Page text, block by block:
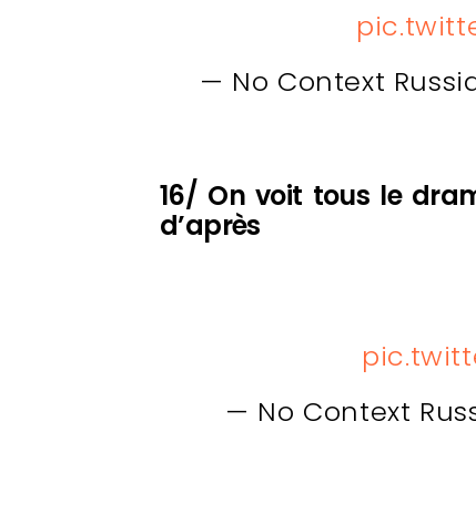
— No Context
16/ On voit tous le
d’après
— No Context